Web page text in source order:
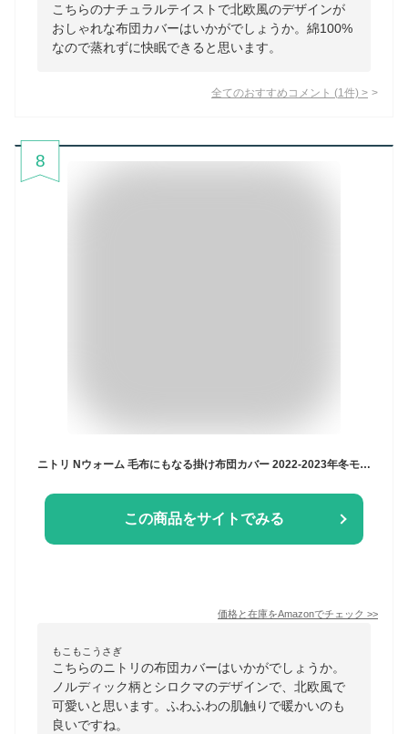
こちらのナチュラルテイストで北欧風のデザインが
おしゃれな布団カバーはいかがでしょうか。綿100%
なので蒸れずに快眠できると思います。
全てのおすすめコメント (1 件) >
8
ニトリ Nウォーム 毛布にもなる掛け布団カバー 2022-2023年冬モデル (ベア・グレー シングルサイズ 150×210)
この商品をサイトでみる
価格と在庫をAmazonでチェック >>
もこもこうさぎ
こちらのニトリの布団カバーはいかがでしょうか。
ノルディック柄とシロクマのデザインで、北欧風で
可愛いと思います。ふわふわの肌触りで暖かいのも
良いですね。